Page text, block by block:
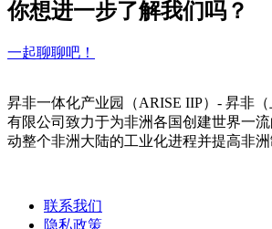
你想进一步了解我们吗？
一起聊聊吧！
昇非一体化产业园（ARISE IIP）- 昇非
有限公司致力于为非洲各国创建世界一
动整个非洲大陆的工业化进程并提高非洲
联系我们
隐私政策